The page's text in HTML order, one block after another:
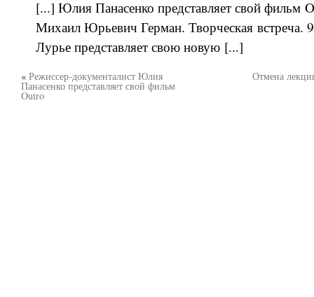
[...] Юлия Панасенко представляет свой фильм
Михаил Юрьевич Герман. Творческая встреча.
Лурье представляет свою новую [...]
« Режиссер-документалист Юлия
Панасенко представляет свой фильм
Outro
Отмена